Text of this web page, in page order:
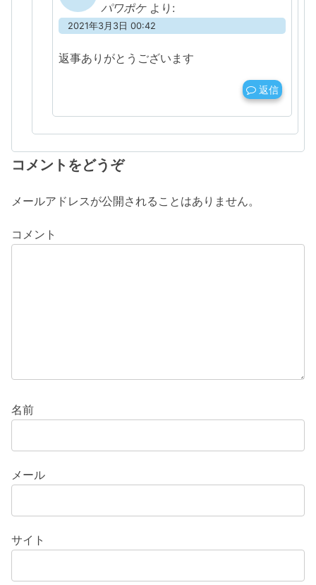
パワポケ より:
2021年3月3日 00:42
返事ありがとうございます
返信
コメントをどうぞ
メールアドレスが公開されることはありません。
コメント
名前
メール
サイト